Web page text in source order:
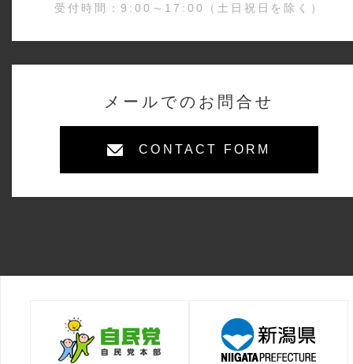
受付時間：9:00～17:00（土日祝日を除く）
メールでのお問合せ
CONTACT FORM